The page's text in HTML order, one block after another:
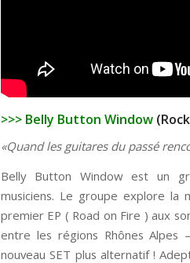
>>> Belly Button Window
«Quand les guitares du passé
Belly Button Window est un
musiciens. Le groupe explore la
premier EP ( Road on Fire ) aux
entre les régions Rhônes
nouveau SET plus alternatif !